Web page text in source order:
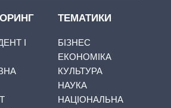
І
ТЕМАТИКИ
БІЗНЕС
ЕКОНОМІКА
КУЛЬТУРА
НАУКА
НАЦІОНАЛЬНА